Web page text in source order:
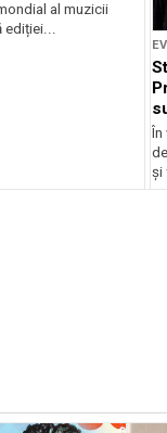
al muzicii
ediției...
În
și